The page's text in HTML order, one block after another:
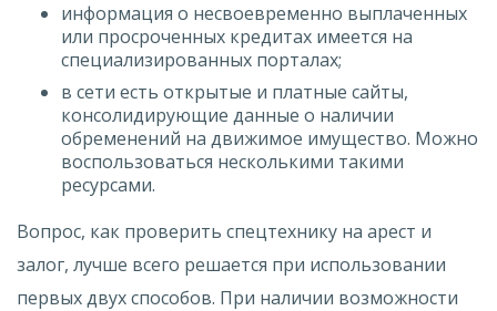
информация о несвоевременно выплаченных
или просроченных кредитах имеется на
специализированных порталах;
в сети есть открытые и платные сайты,
консолидирующие данные о наличии
обременений на движимое имущество. Можно
воспользоваться несколькими такими
ресурсами.
Вопрос, как проверить спецтехнику на арест и
залог, лучше всего решается при использовании
первых двух способов. При наличии возможности